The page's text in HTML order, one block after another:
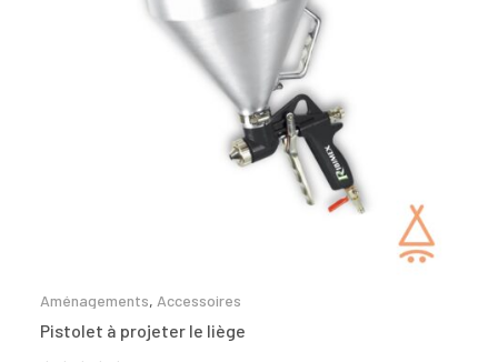
Aménagements, Accessoires
Pistolet à projeter le liège